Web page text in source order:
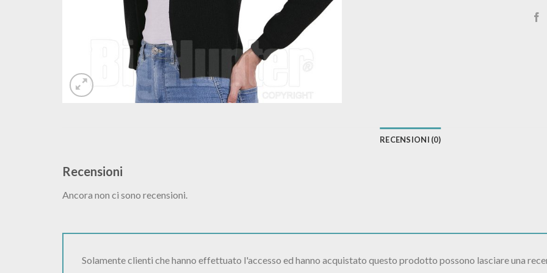
RECENSIONI (0)
Recensioni
Ancora non ci sono recensioni.
Solamente clienti che hanno effettuato l'accesso ed hanno acquistato questo prodotto possono lasciare una